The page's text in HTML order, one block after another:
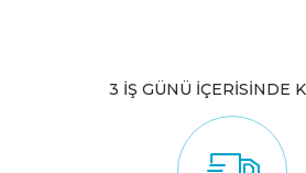
3 İŞ GÜNÜ İÇERİSİNDE